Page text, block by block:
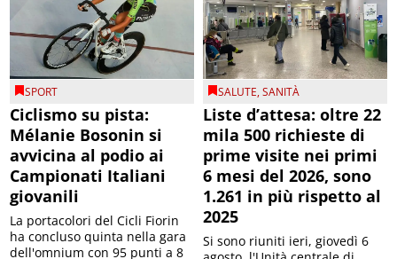
SPORT
Ciclismo su pista:
Mélanie Bosonin si
avvicina al podio ai
Campionati Italiani
giovanili
La portacolori del Cicli Fiorin
ha concluso quinta nella gara
dell'omnium con 95 punti a 8
SALUTE,SANITÀ
Liste d’attesa: oltre 22
mila 500 richieste di
prime visite nei primi
6 mesi del 2026, sono
1.261 in più rispetto al
2025
Si sono riuniti ieri, giovedì 6